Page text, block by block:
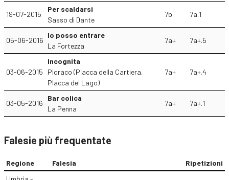
19-07-2015
Per scaldarsi
Sasso di Dante
7b 7a.1
05-06-2016
Io posso entrare
La Fortezza
7a+ 7a+.5
03-06-2015
Incognita
Pioraco (Placca della Cartiera,
Placca del Lago)
7a+ 7a+.4
03-05-2016
Bar colica
La Penna
7a+ 7a+.1
Falesie più frequentate
Regione Falesia
Ripetizioni